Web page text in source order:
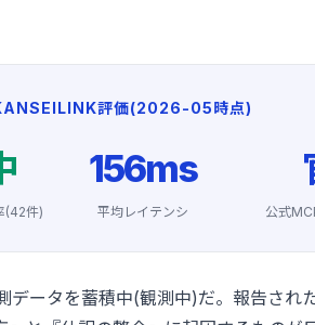
評価(2026-05時点)
(42件)
156ms
平均レイテンシ 公式
ータを蓄積中(観測中)だ。報告され